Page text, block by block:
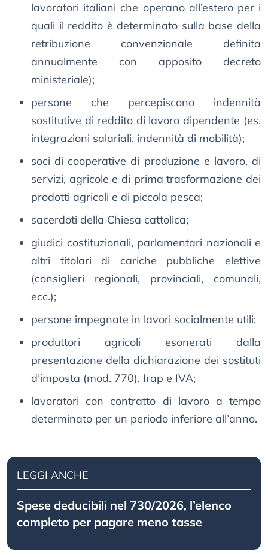
lavoratori italiani che operano all’estero per i
quali il reddito è determinato sulla base della
retribuzione convenzionale definita
annualmente con apposito decreto
ministeriale);
persone che percepiscono indennità
sostitutive di reddito di lavoro dipendente (es.
integrazioni salariali, indennità di mobilità);
soci di cooperative di produzione e lavoro, di
servizi, agricole e di prima trasformazione dei
prodotti agricoli e di piccola pesca;
sacerdoti della Chiesa cattolica;
giudici costituzionali, parlamentari nazionali e
altri titolari di cariche pubbliche elettive
(consiglieri regionali, provinciali, comunali,
ecc.);
persone impegnate in lavori socialmente utili;
produttori agricoli esonerati dalla
presentazione della dichiarazione dei sostituti
d’imposta (mod. 770), Irap e IVA;
lavoratori con contratto di lavoro a tempo
determinato per un periodo inferiore all’anno.
LEGGI ANCHE
Spese deducibili nel 730/2026, l’elenco
completo per pagare meno tasse